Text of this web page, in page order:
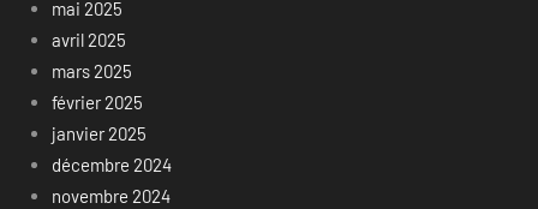
mai 2025
avril 2025
mars 2025
février 2025
janvier 2025
décembre 2024
novembre 2024